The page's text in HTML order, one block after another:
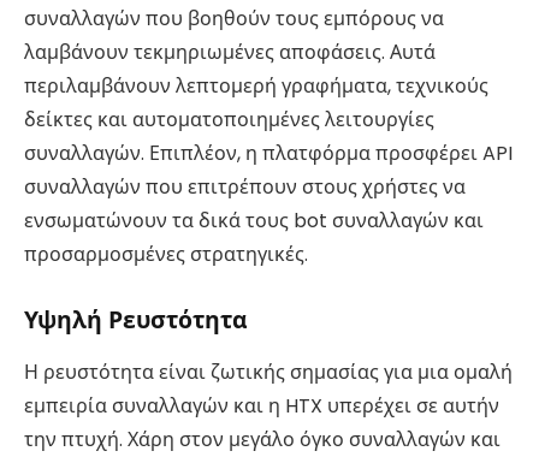
συναλλαγών που βοηθούν τους εμπόρους να
λαμβάνουν τεκμηριωμένες αποφάσεις. Αυτά
περιλαμβάνουν λεπτομερή γραφήματα, τεχνικούς
δείκτες και αυτοματοποιημένες λειτουργίες
συναλλαγών. Επιπλέον, η πλατφόρμα προσφέρει API
συναλλαγών που επιτρέπουν στους χρήστες να
ενσωματώνουν τα δικά τους bot συναλλαγών και
προσαρμοσμένες στρατηγικές.
Υψηλή Ρευστότητα
Η ρευστότητα είναι ζωτικής σημασίας για μια ομαλή
εμπειρία συναλλαγών και η HTX υπερέχει σε αυτήν
την πτυχή. Χάρη στον μεγάλο όγκο συναλλαγών και